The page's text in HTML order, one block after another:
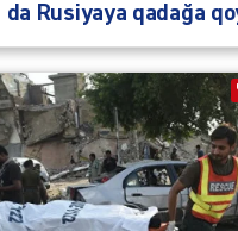
da Rusiyaya qadağa